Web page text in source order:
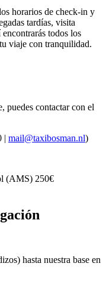
horarios de check-in y
tardías, visita
todos los
viaje con tranquilidad.
puedes contactar con el
| mail@taxibosman.nl)
(AMS) 250€
hasta nuestra base en